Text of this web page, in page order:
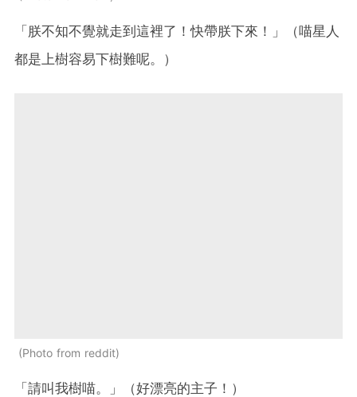
「朕不知不覺就走到這裡了！快帶朕下來！」（喵星人
都是上樹容易下樹難呢。）
Photo from reddit
「請叫我樹喵。」（好漂亮的主子！）